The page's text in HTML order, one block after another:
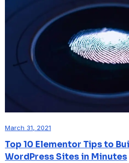
March 31, 2021
Top 10 Elementor Tips to
WordPress Sites in Minutes